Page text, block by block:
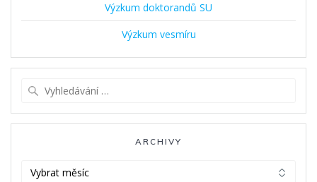
Výzkum doktorandů SU
Výzkum vesmíru
ARCHIVY